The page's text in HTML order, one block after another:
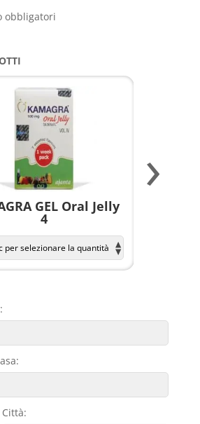
obbligatori
GEL Oral Jelly
4
›
Città: